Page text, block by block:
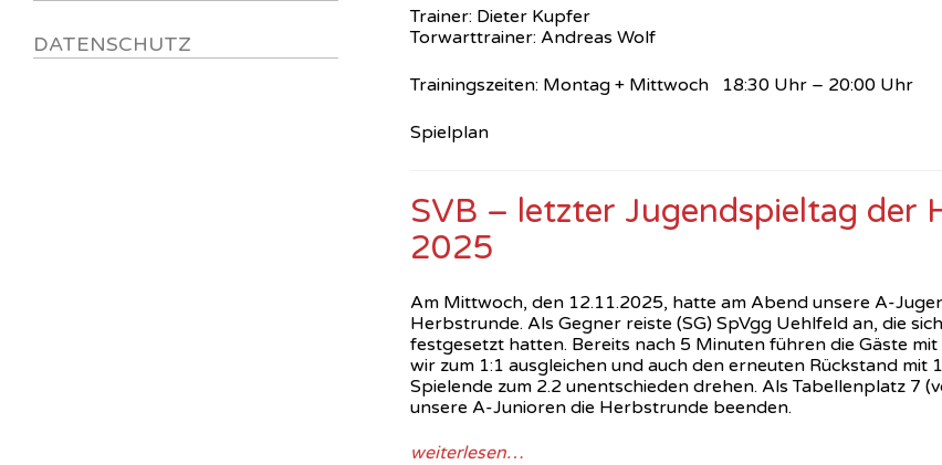
DATENSCHUTZ
Trainer: Dieter Kupfer
Torwarttrainer: Andreas Wolf
Trainingszeiten: Montag + Mittwoch 18:30 Uhr – 20:00 Uhr
Spielplan
SVB – letzter Jugendspieltag der
2025
Am Mittwoch, den 12.11.2025, hatte am Abend unsere A-
Herbstrunde. Als Gegner reiste (SG) SpVgg Uehlfeld an, die
festgesetzt hatten. Bereits nach 5 Minuten führen die Gäste
wir zum 1:1 ausgleichen und auch den erneuten Rückstand mit
Spielende zum 2.2 unentschieden drehen. Als Tabellenplatz 7
unsere A-Junioren die Herbstrunde beenden.
weiterlesen…